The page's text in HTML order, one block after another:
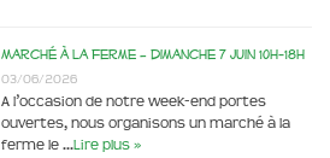
Marché à la ferme – dimanche 7 juin 10h-18h
03/06/2026
A l’occasion de notre week-end portes
ouvertes, nous organisons un marché à la
ferme le …Lire plus »